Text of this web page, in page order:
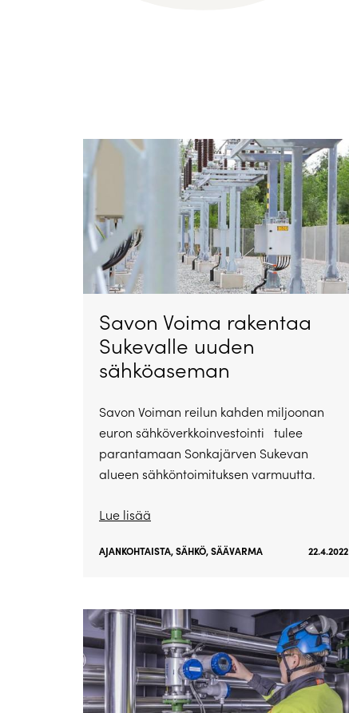
Savon Voima rakentaa
Sukevalle uuden
sähköaseman
Savon Voiman reilun kahden miljoonan
euron sähköverkkoinvestointi tulee
parantamaan Sonkajärven Sukevan
alueen sähköntoimituksen varmuutta.
Lue lisää
AJANKOHTAISTA,SÄHKÖ,SÄÄVARMA 22.4.2022